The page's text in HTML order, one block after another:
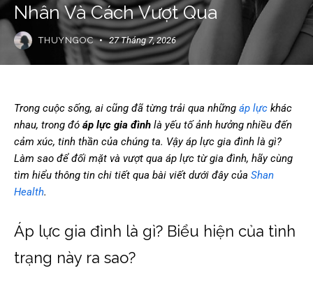
Nhân Và Cách Vượt Qua
THUYNGOC 27 Tháng 7, 2026
Trong cuộc sống, ai cũng đã từng trải qua những áp lực khác
nhau, trong đó áp lực gia đình là yếu tố ảnh hưởng nhiều đến
cảm xúc, tinh thần của chúng ta. Vậy áp lực gia đình là gì?
Làm sao để đối mặt và vượt qua áp lực từ gia đình, hãy cùng
tìm hiểu thông tin chi tiết qua bài viết dưới đây của Shan
Health.
Áp lực gia đình là gì? Biểu hiện của tình
trạng này ra sao?